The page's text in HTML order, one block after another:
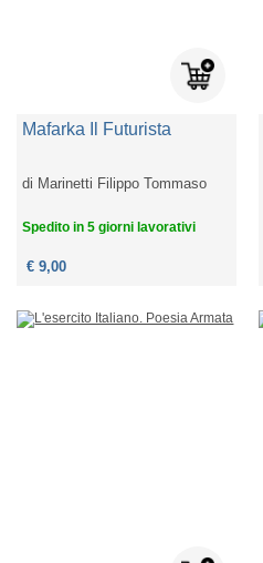
Mafarka Il Futurista
di Marinetti Filippo Tommaso
Spedito in 5 giorni lavorativi
€ 9,00